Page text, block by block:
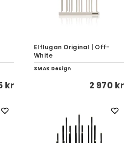
kr
Elflugan Original | Off-
White
SMAK Design
2 970 kr